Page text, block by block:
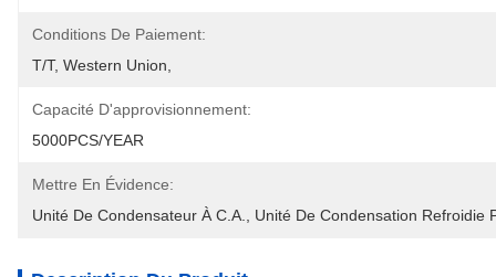
Conditions De Paiement:
T/T, Western Union,
Capacité D'approvisionnement:
5000PCS/YEAR
Mettre En Évidence:
Unité De Condensateur À C.A.
Unité De Condensation Refroidie